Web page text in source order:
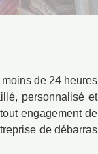
de 24 heures
personnalisé et
engagement de
de débarras